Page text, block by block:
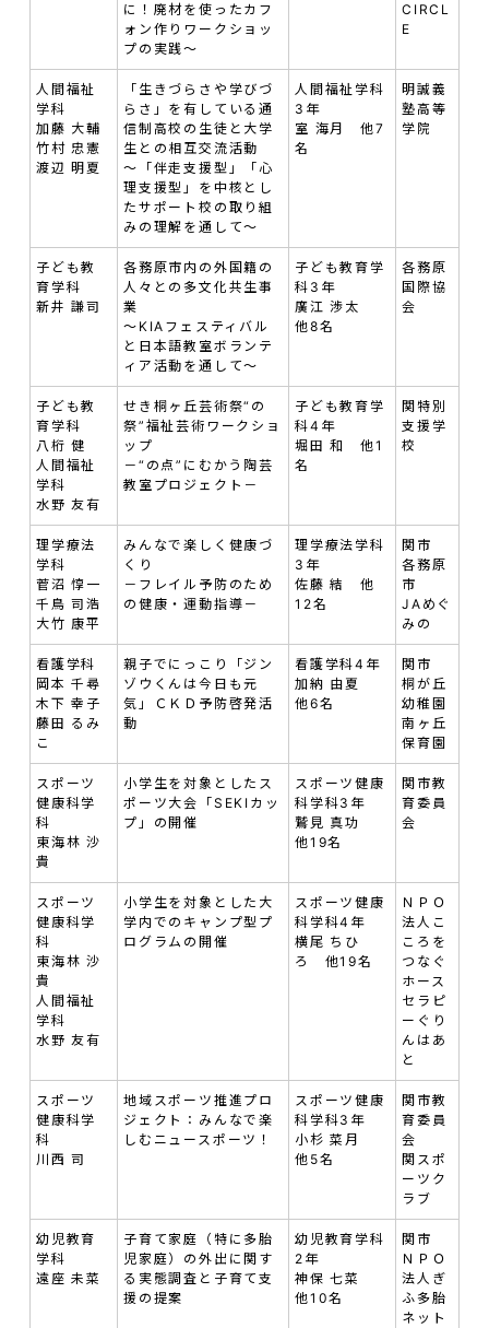
に！廃材を使ったカフ
ォン作りワークショッ
プの実践～
CIRCL
E
人間福祉
学科
加藤 大輔
竹村 忠憲
渡辺 明夏
「生きづらさや学びづ
らさ」を有している通
信制高校の生徒と大学
生との相互交流活動
～「伴走支援型」「心
理支援型」を中核とし
たサポート校の取り組
みの理解を通して～
人間福祉学科
3年
室 海月 他7
名
明誠義
塾高等
学院
子ども教
育学科
新井 謙司
各務原市内の外国籍の
人々との多文化共生事
業
～KIAフェスティバル
と日本語教室ボランテ
ィア活動を通して～
子ども教育学
科3年
廣江 渉太
他8名
各務原
国際協
会
子ども教
育学科
八桁 健
人間福祉
学科
水野 友有
せき桐ヶ丘芸術祭“の
祭”福祉芸術ワークショ
ップ
－“の点”にむかう陶芸
教室プロジェクト－
子ども教育学
科4年
堀田 和 他1
名
関特別
支援学
校
理学療法
学科
菅沼 惇一
千鳥 司浩
大竹 康平
みんなで楽しく健康づ
くり
－フレイル予防のため
の健康・運動指導－
理学療法学科
3年
佐藤 結 他
12名
関市
各務原
市
JAめぐ
みの
看護学科
岡本 千尋
木下 幸子
藤田 るみ
こ
親子でにっこり「ジン
ゾウくんは今日も元
気」ＣＫＤ予防啓発活
動
看護学科4年
加納 由夏
他6名
関市
桐が丘
幼稚園
南ヶ丘
保育園
スポーツ
健康科学
科
東海林 沙
貴
小学生を対象としたス
ポーツ大会「SEKIカッ
プ」の開催
スポーツ健康
科学科3年
鷲見 真功
他19名
関市教
育委員
会
スポーツ
健康科学
科
東海林 沙
貴
人間福祉
学科
水野 友有
小学生を対象とした大
学内でのキャンプ型プ
ログラムの開催
スポーツ健康
科学科4年
横尾 ちひ
ろ 他19名
ＮＰＯ
法人こ
ころを
つなぐ
ホース
セラピ
ーぐり
んはあ
と
スポーツ
健康科学
科
川西 司
地域スポーツ推進プロ
ジェクト：みんなで楽
しむニュースポーツ！
スポーツ健康
科学科3年
小杉 菜月
他5名
関市教
育委員
会
関スポ
ーツク
ラブ
幼児教育
学科
遠座 未菜
子育て家庭（特に多胎
児家庭）の外出に関す
る実態調査と子育て支
援の提案
幼児教育学科
2年
神保 七菜
他10名
関市
ＮＰＯ
法人ぎ
ふ多胎
ネット